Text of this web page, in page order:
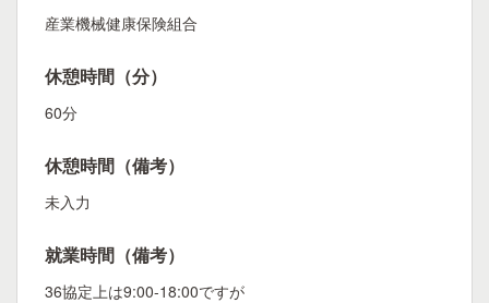
産業機械健康保険組合
休憩時間（分）
60分
休憩時間（備考）
未入力
就業時間（備考）
36協定上は9:00-18:00ですが